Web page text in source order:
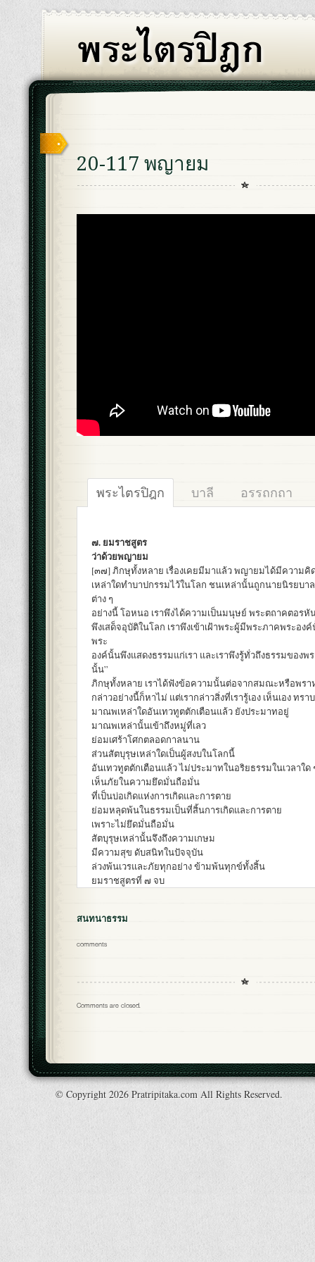
20-117 พญายม
พระไตรปิฎก บาลี อรรถกถา
๗. ยมราชสูตร
ว่าด้วยพญายม
[๓๗] ภิกษุทั้งหลาย เรื่องเคยมีมาแล้ว พญายมได้มีความคิ
เหล่าใดทำบาปกรรมไว้ในโลก ชนเหล่านั้นถูกนายนิรยบา
ต่าง ๆ
อย่างนี้ โอหนอ เราพึงได้ความเป็นมนุษย์ พระตถาคตอร
พึงเสด็จอุบัติในโลก เราพึงเข้าเฝ้าพระผู้มีพระภาคพระอ
พระ
องค์นั้นพึงแสดงธรรมแก่เรา และเราพึงรู้ทั่วถึงธรรมของ
นั้น”
ภิกษุทั้งหลาย เราได้ฟังข้อความนั้นต่อจากสมณะหรือพร
กล่าวอย่างนี้ก็หาไม่ แต่เรากล่าวสิ่งที่เรารู้เอง เห็นเอง ทรา
มาณพเหล่าใดอันเทวทูตตักเตือนแล้ว ยังประมาทอยู่
มาณพเหล่านั้นเข้าถึงหมู่ที่เลว
ย่อมเศร้าโศกตลอดกาลนาน
ส่วนสัตบุรุษเหล่าใดเป็นผู้สงบในโลกนี้
อันเทวทูตตักเตือนแล้ว ไม่ประมาทในอริยธรรมในเวลาใด
เห็นภัยในความยึดมั่นถือมั่น
ที่เป็นบ่อเกิดแห่งการเกิดและการตาย
ย่อมหลุดพ้นในธรรมเป็นที่สิ้นการเกิดและการตาย
เพราะไม่ยึดมั่นถือมั่น
สัตบุรุษเหล่านั้นจึงถึงความเกษม
มีความสุข ดับสนิทในปัจจุบัน
ล่วงพ้นเวรและภัยทุกอย่าง ข้ามพ้นทุกข์ทั้งสิ้น
ยมราชสูตรที่ ๗ จบ
สนทนาธรรม
comments
Comments are closed.
© Copyright 2026 Pratripitaka.com All Rights Reserved.